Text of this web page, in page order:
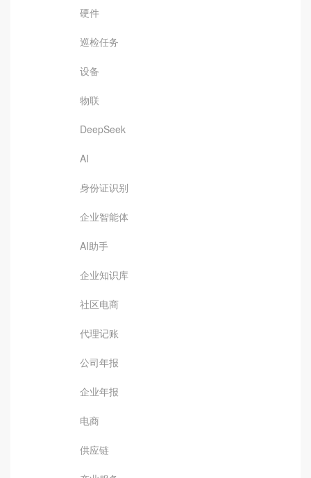
硬件
巡检任务
设备
物联
DeepSeek
AI
身份证识别
企业智能体
AI助手
企业知识库
社区电商
代理记账
公司年报
企业年报
电商
供应链